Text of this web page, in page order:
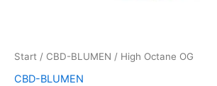
Start / CBD-BLUMEN / High Octane OG
CBD-BLUMEN